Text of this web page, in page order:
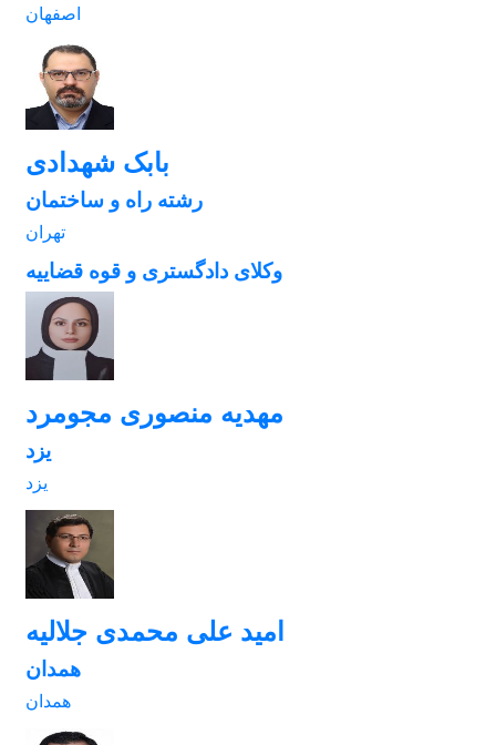
اصفهان
بابک شهدادی
رشته راه و ساختمان
تهران
وکلای دادگستری و قوه قضاییه
مهدیه منصوری مجومرد
یزد
یزد
امید علی محمدی جلالیه
همدان
همدان